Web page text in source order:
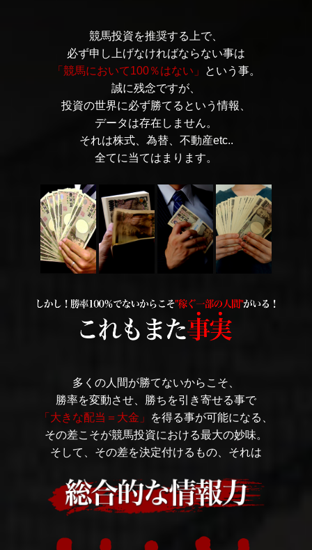
競馬投資を推奨する上で、
必ず申し上げなければならない事は
「競馬において100％はない」
という事。
誠に残念ですが、
投資の世界に必ず勝てるという情報、
データは存在しません。
それは株式、為替、不動産etc..
全てに当てはまります。
多くの人間が勝てないからこそ、
勝率を変動させ、勝ちを引き寄せる事で
「大きな配当＝大金」
を得る事が可能になる、
その差こそが競馬投資における最大の妙味。
そして、その差を決定付けるもの、それは